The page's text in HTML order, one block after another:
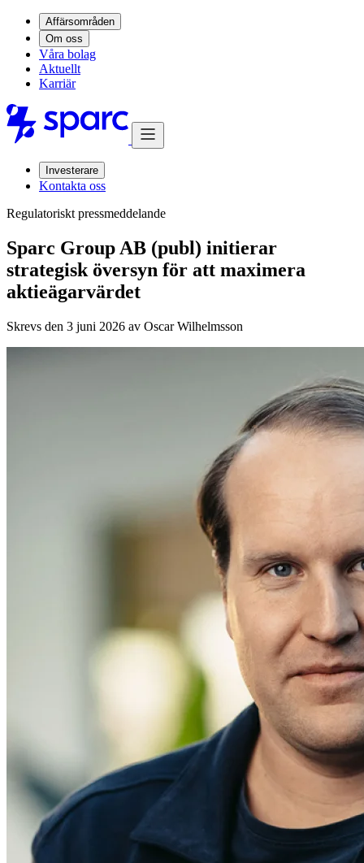
Affärsområden
Om oss
Våra bolag
Aktuellt
Karriär
Investerare
Kontakta oss
Regulatoriskt pressmeddelande
Sparc Group AB (publ) initierar
strategisk översyn för att maximera
aktieägarvärdet
Skrevs den 3 juni 2026 av Oscar Wilhelmsson